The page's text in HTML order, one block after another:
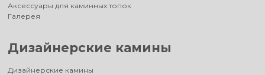
Аксессуары для каминных топок
Галерея
Дизайнерские камины
Дизайнерские камины